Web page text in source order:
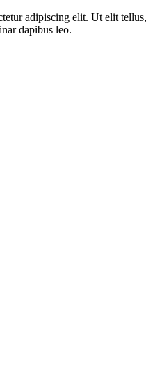
adipiscing elit. Ut elit tellus,
dapibus leo.